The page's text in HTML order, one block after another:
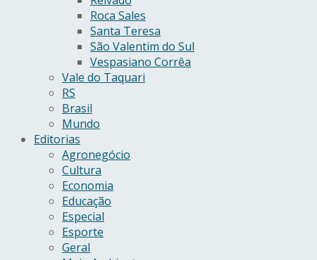
Roca Sales
Santa Teresa
São Valentim do Sul
Vespasiano Corrêa
Vale do Taquari
RS
Brasil
Mundo
Editorias
Agronegócio
Cultura
Economia
Educação
Especial
Esporte
Geral